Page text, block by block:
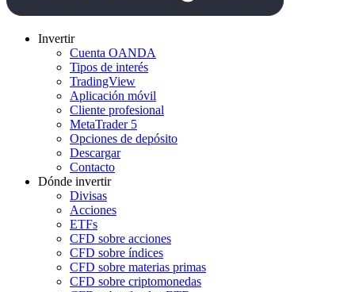
Invertir
Cuenta OANDA
Tipos de interés
TradingView
Aplicación móvil
Cliente profesional
MetaTrader 5
Opciones de depósito
Descargar
Contacto
Dónde invertir
Divisas
Acciones
ETFs
CFD sobre acciones
CFD sobre índices
CFD sobre materias primas
CFD sobre criptomonedas